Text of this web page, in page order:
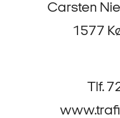
Carsten
1577
Tlf.